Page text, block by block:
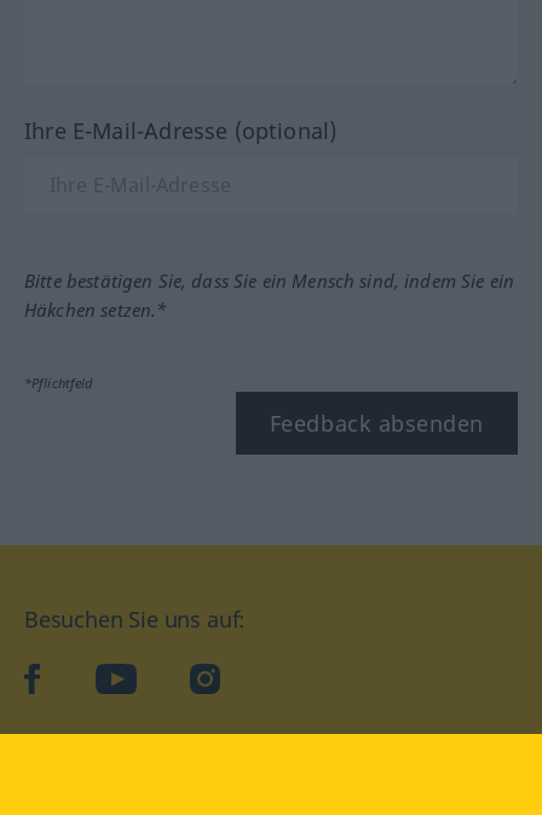
Ihre E-Mail-Adresse (optional)
Bitte bestätigen Sie, dass Sie ein Mensch sind, indem Sie ein
Häkchen setzen.*
*Pflichtfeld
Feedback absenden
Besuchen Sie uns auf:
facebookYouTube Instagram